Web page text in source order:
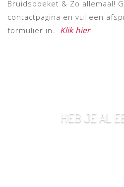
Bruidsboeket & Zo allemaal!
contactpagina en vul een
formulier in. Klik hier
HEB JE AL